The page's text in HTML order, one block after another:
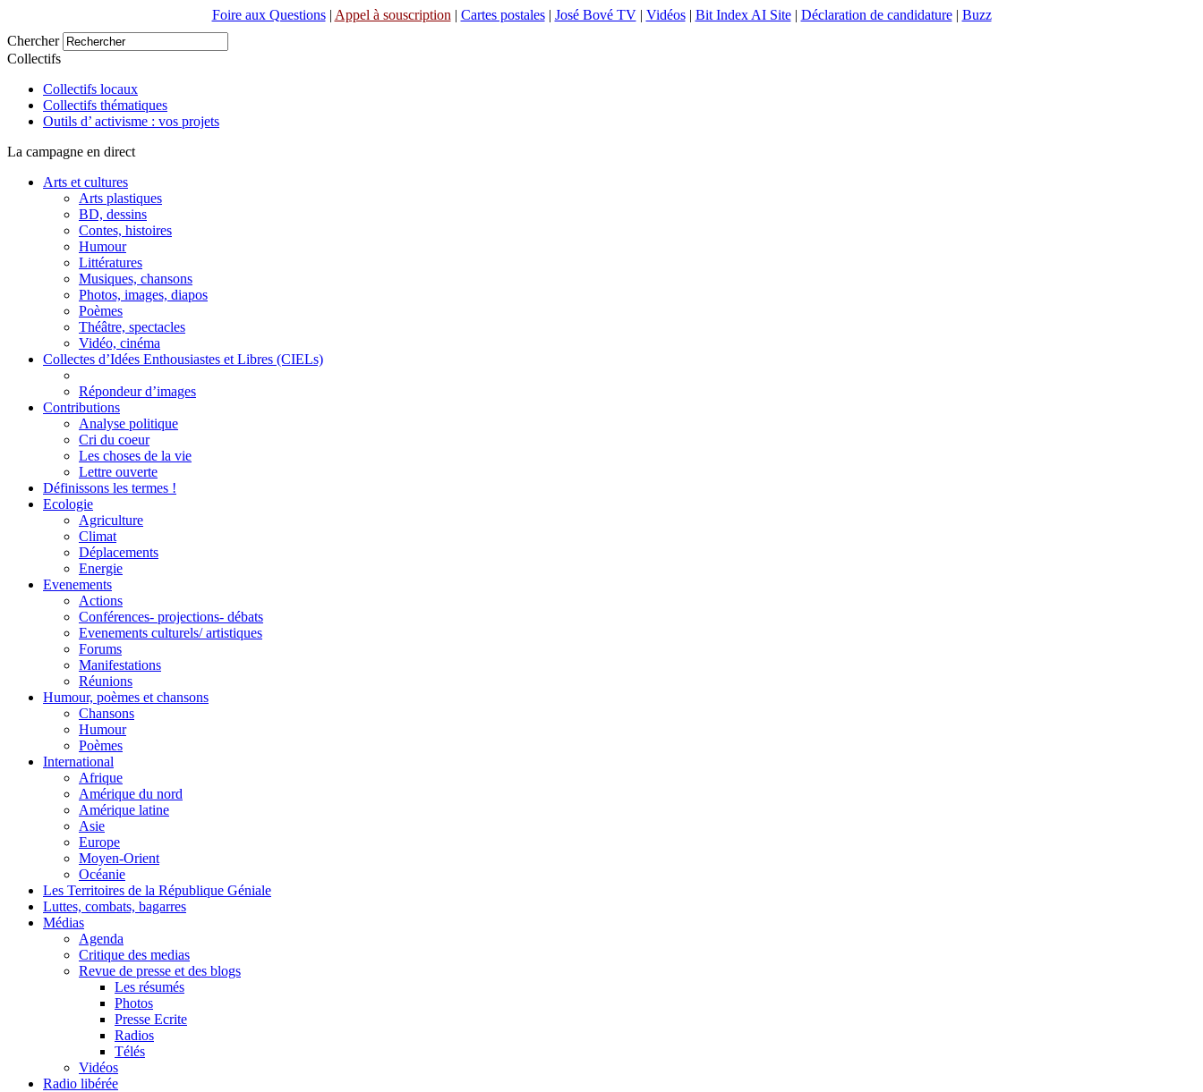
Foire aux Questions| Appel à souscription | Cartes postales| José Bové TV| Vidéos| Bit Index AI Site| Déclaration de candidature| Buzz
Chercher
Collectifs
Collectifs locaux
Collectifs thématiques
Outils d’ activisme : vos projets
La campagne en direct
Arts et cultures
Arts plastiques
BD, dessins
Contes, histoires
Humour
Littératures
Musiques, chansons
Photos, images, diapos
Poèmes
Théâtre, spectacles
Vidéo, cinéma
Collectes d’Idées Enthousiastes et Libres (CIELs)
Répondeur d’images
Contributions
Analyse politique
Cri du coeur
Les choses de la vie
Lettre ouverte
Définissons les termes !
Ecologie
Agriculture
Climat
Déplacements
Energie
Evenements
Actions
Conférences- projections- débats
Evenements culturels/ artistiques
Forums
Manifestations
Réunions
Humour, poèmes et chansons
Chansons
Humour
Poèmes
International
Afrique
Amérique du nord
Amérique latine
Asie
Europe
Moyen-Orient
Océanie
Les Territoires de la République Géniale
Luttes, combats, bagarres
Médias
Agenda
Critique des medias
Revue de presse et des blogs
Les résumés
Photos
Presse Ecrite
Radios
Télés
Vidéos
Radio libérée